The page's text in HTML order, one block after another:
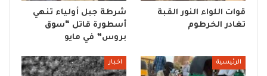
قوات اللواء النور القبة
تغادر الخرطوم
شرطة جبل أولياء تنهي
أسطورة قاتل “سوق
بروس” في مايو
الرئيسية اخبار